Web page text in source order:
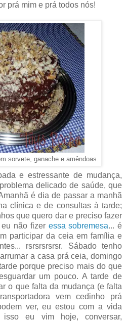
prá mim e prá todos nós!
sorvete, ganache e amêndoas.
e estressante de mudança,
delicado de saúde, que
é dia de passar a manhã
clínica e de consultas à tarde;
que quero dar e preciso fazer
não fizer essa sobremesa... é
participar da ceia em família e
rsrsrsrsrsr. Sábado tenho
a casa prá ceia, domingo
porque preciso mais do que
um pouco. A tarde de
o que falta da mudança (e falta
vem cedinho prá
ver, eu estou com a vida
eu vim hoje, conversar,